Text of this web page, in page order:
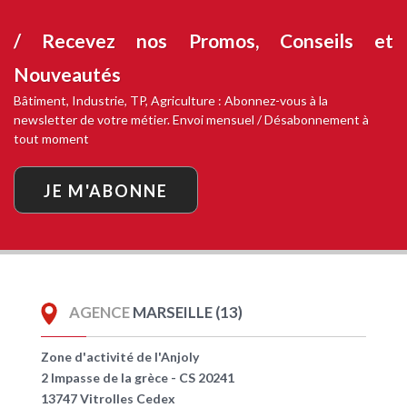
/ Recevez nos Promos, Conseils et
Nouveautés
Bâtiment, Industrie, TP, Agriculture : Abonnez-vous à la
newsletter de votre métier. Envoi mensuel / Désabonnement à
tout moment
JE M'ABONNE
AGENCEMARSEILLE (13)
Zone d'activité de l'Anjoly
2 Impasse de la grèce - CS 20241
13747 Vitrolles Cedex